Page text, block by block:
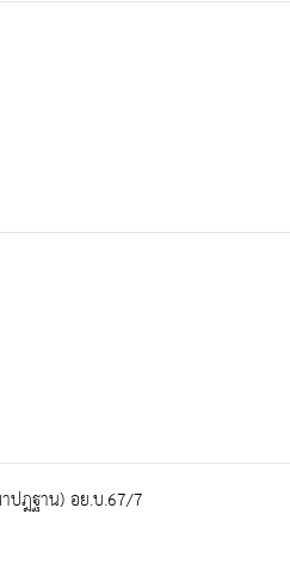
ปฎฐาน) อย.บ.67/7